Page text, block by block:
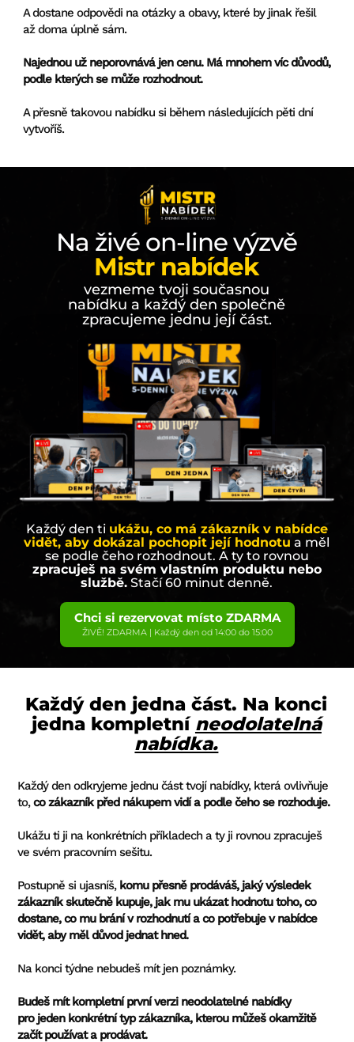
A dostane odpovědi na otázky a obavy, které by jinak řešil
až doma úplně sám.
Najednou už neporovnává jen cenu. Má mnohem víc důvodů,
podle kterých se může rozhodnout.
A přesně takovou nabídku si během následujících pěti dní
vytvoříš.
Na živé on-line výzvě
Mistr nabídek
vezmeme tvoji současnou
nabídku a každý den společně
zpracujeme jednu její část.
Každý den ti ukážu, co má zákazník v nabídce
vidět, aby dokázal pochopit její hodnotu a měl
se podle čeho rozhodnout. A ty to rovnou
zpracuješ na svém vlastním produktu nebo
službě. Stačí 60 minut denně.
Chci si rezervovat místo ZDARMA
ŽIVĚ! ZDARMA | Každý den od 14:00 do 15:00
Každý den jedna část. Na konci
jedna kompletní neodolatelná
nabídka.
Každý den odkryjeme jednu část tvojí nabídky, která ovlivňuje
to,co zákazník před nákupem vidí a podle čeho se rozhoduje.
Ukážu ti ji na konkrétních příkladech a ty ji rovnou zpracuješ
ve svém pracovním sešitu.
Postupně si ujasníš, komu přesně prodáváš, jaký výsledek
zákazník skutečně kupuje, jak mu ukázat hodnotu toho, co
dostane, co mu brání v rozhodnutí a co potřebuje v nabídce
vidět, aby měl důvod jednat hned.
Na konci týdne nebudeš mít jen poznámky.
Budeš mít kompletní první verzi neodolatelné nabídky
pro jeden konkrétní typ zákazníka, kterou můžeš okamžitě
začít používat a prodávat.